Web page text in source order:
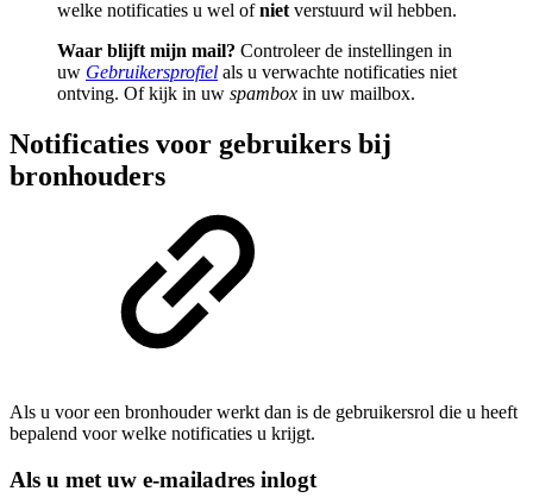
welke notificaties u wel ofniet verstuurd wil hebben.
Waar blijft mijn mail? Controleer de instellingen in
uw Gebruikersprofiel als u verwachte notificaties niet
ontving. Of kijk in uw spambox in uw mailbox.
Notificaties voor gebruikers bij
bronhouders
Als u voor een bronhouder werkt dan is de gebruikersrol die u heeft
bepalend voor welke notificaties u krijgt.
Als u met uw e-mailadres inlogt